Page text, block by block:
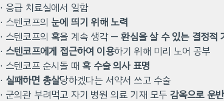
· 응급 치료실에서 일함
· 스텐코프의 눈에 띄기 위해 노력
· 스텐코프의 혹을 계속 생각 —환심을 살 수 있는 결정적
· 스텐코프에게 접근하여 이용하기 위해 미리 노어 공부
· 스텐코프 순시돌 때 혹 수술 의사 표명
· 실패하면 총살당하겠다는 서약서 쓰고 수술
· 군의관 부려먹고 자기 병원 의료 기재 모두 감옥으로 운반